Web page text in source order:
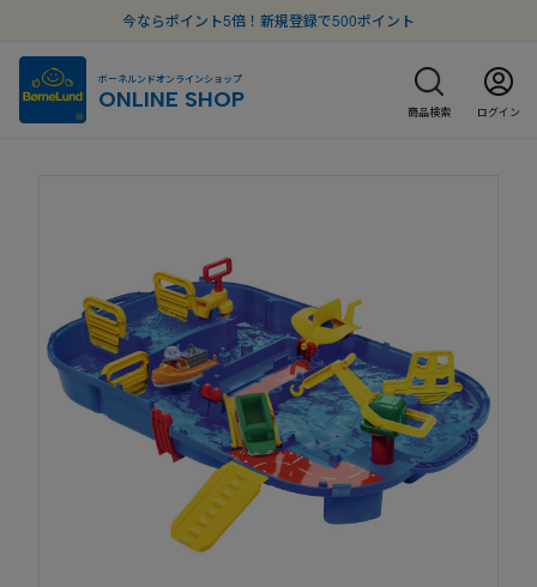
今ならポイント5倍！新規登録で500ポイント
ボーネルンドオンラインショップ
ONLINE SHOP 商品検索 ログイン